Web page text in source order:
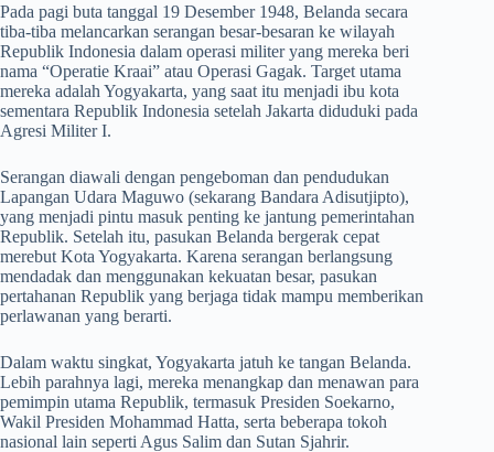
Pada pagi buta tanggal 19 Desember 1948, Belanda secara
tiba-tiba melancarkan serangan besar-besaran ke wilayah
Republik Indonesia dalam operasi militer yang mereka beri
nama “Operatie Kraai” atau Operasi Gagak. Target utama
mereka adalah Yogyakarta, yang saat itu menjadi ibu kota
sementara Republik Indonesia setelah Jakarta diduduki pada
Agresi Militer I.
Serangan diawali dengan pengeboman dan pendudukan
Lapangan Udara Maguwo (sekarang Bandara Adisutjipto),
yang menjadi pintu masuk penting ke jantung pemerintahan
Republik. Setelah itu, pasukan Belanda bergerak cepat
merebut Kota Yogyakarta. Karena serangan berlangsung
mendadak dan menggunakan kekuatan besar, pasukan
pertahanan Republik yang berjaga tidak mampu memberikan
perlawanan yang berarti.
Dalam waktu singkat, Yogyakarta jatuh ke tangan Belanda.
Lebih parahnya lagi, mereka menangkap dan menawan para
pemimpin utama Republik, termasuk Presiden Soekarno,
Wakil Presiden Mohammad Hatta, serta beberapa tokoh
nasional lain seperti Agus Salim dan Sutan Sjahrir.